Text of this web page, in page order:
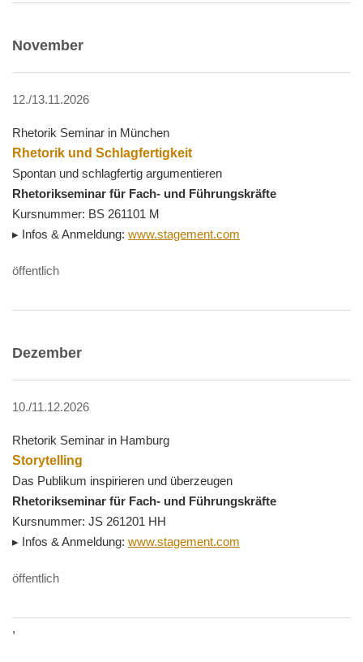
November
12./13.11.2026
Rhetorik Seminar in München
Rhetorik und Schlagfertigkeit
Spontan und schlagfertig argumentieren
Rhetorikseminar für Fach- und Führungskräfte
Kursnummer: BS 261101 M
▸ Infos & Anmeldung: www.stagement.com
öffentlich
Dezember
10./11.12.2026
Rhetorik Seminar in Hamburg
Storytelling
Das Publikum inspirieren und überzeugen
Rhetorikseminar für Fach- und Führungskräfte
Kursnummer: JS 261201 HH
▸ Infos & Anmeldung: www.stagement.com
öffentlich
,